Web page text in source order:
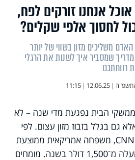
אנחנו זורקים לפח,
לחסוך אלפי שקלים?
משליכים מזון בשווי של יותר
הנה מדריך שמסביר איך לשנות את הרגלי
רווחתכם
|
12.06.25
|
11:15
הבית נפגעת מדי שנה – לא
גם בגלל בזבוז מזון עצום. לפי
דו"ח עדכני שפורסם ב־CNN, משפחה אמריקאית ממוצעת
זורקת מזון בשווי של למעלה מ־1,500 דולר בשנה. מומחים